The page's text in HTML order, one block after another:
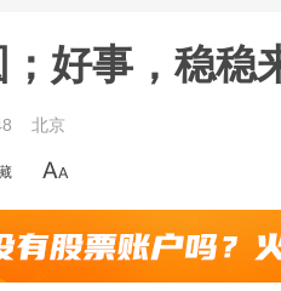
好事，稳稳
北京